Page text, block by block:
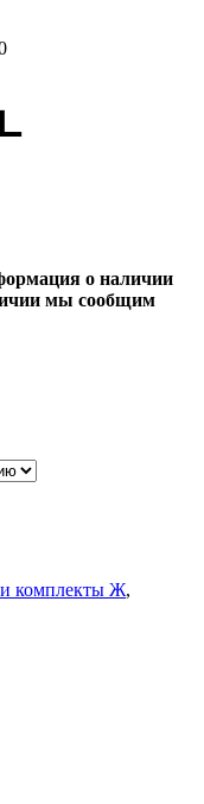
о наличии
мы сообщим
комплекты Ж,